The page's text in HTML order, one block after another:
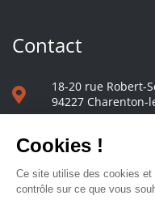
Contact
18-20 rue Robert-
94227 Charenton-